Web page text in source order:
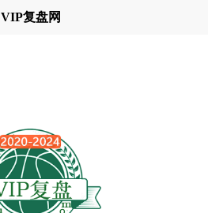
VIP复盘网